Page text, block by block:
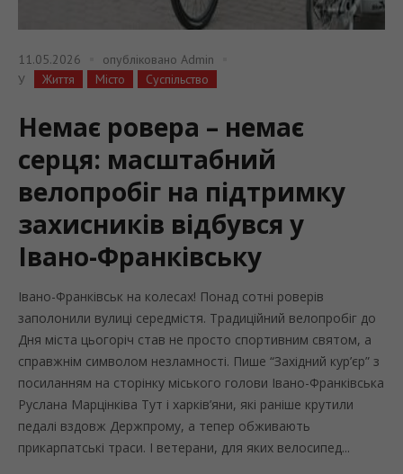
11.05.2026 опубліковано Admin
У
Життя Місто Суспільство
Немає ровера – немає
серця: масштабний
велопробіг на підтримку
захисників відбувся у
Івано-Франківську
Івано-Франківськ на колесах! Понад сотні роверів
заполонили вулиці середмістя. Традиційний велопробіг до
Дня міста цьогоріч став не просто спортивним святом, а
справжнім символом незламності. Пише “Західний кур’єр” з
посиланням на сторінку міського голови Івано-Франківська
Руслана Марцінківа Тут і харків’яни, які раніше крутили
педалі вздовж Держпрому, а тепер обживають
прикарпатські траси. І ветерани, для яких велосипед...